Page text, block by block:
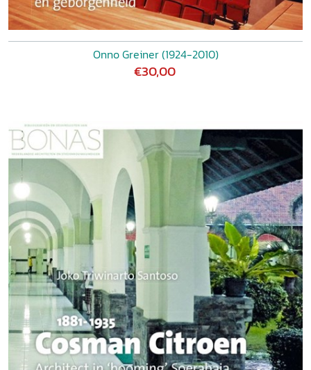
Onno Greiner (1924-2010)
€30,00